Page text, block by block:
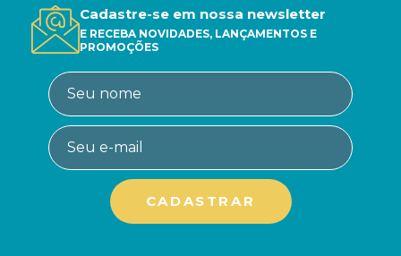
Cadastre-se em nossa newsletter
E RECEBA NOVIDADES, LANÇAMENTOS E
PROMOÇÕES